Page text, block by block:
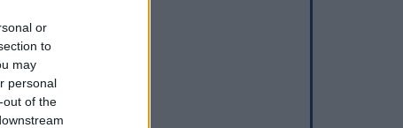
or
to
may
personal
out of the